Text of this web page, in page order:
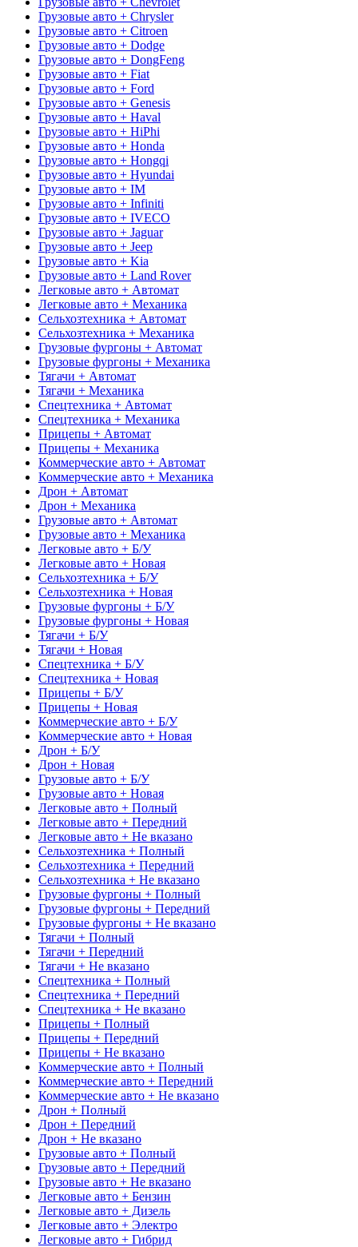
Грузовые авто + Chrysler
Грузовые авто + Citroen
Грузовые авто + Dodge
Грузовые авто + DongFeng
Грузовые авто + Fiat
Грузовые авто + Ford
Грузовые авто + Genesis
Грузовые авто + Haval
Грузовые авто + HiPhi
Грузовые авто + Honda
Грузовые авто + Hongqi
Грузовые авто + Hyundai
Грузовые авто + IM
Грузовые авто + Infiniti
Грузовые авто + IVECO
Грузовые авто + Jaguar
Грузовые авто + Jeep
Грузовые авто + Kia
Грузовые авто + Land Rover
Легковые авто + Автомат
Легковые авто + Механика
Сельхозтехника + Автомат
Сельхозтехника + Механика
Грузовые фургоны + Автомат
Грузовые фургоны + Механика
Тягачи + Автомат
Тягачи + Механика
Спецтехника + Автомат
Спецтехника + Механика
Прицепы + Автомат
Прицепы + Механика
Коммерческие авто + Автомат
Коммерческие авто + Механика
Дрон + Автомат
Дрон + Механика
Грузовые авто + Автомат
Грузовые авто + Механика
Легковые авто + Б/У
Легковые авто + Новая
Сельхозтехника + Б/У
Сельхозтехника + Новая
Грузовые фургоны + Б/У
Грузовые фургоны + Новая
Тягачи + Б/У
Тягачи + Новая
Спецтехника + Б/У
Спецтехника + Новая
Прицепы + Б/У
Прицепы + Новая
Коммерческие авто + Б/У
Коммерческие авто + Новая
Дрон + Б/У
Дрон + Новая
Грузовые авто + Б/У
Грузовые авто + Новая
Легковые авто + Полный
Легковые авто + Передний
Легковые авто + Не вказано
Сельхозтехника + Полный
Сельхозтехника + Передний
Сельхозтехника + Не вказано
Грузовые фургоны + Полный
Грузовые фургоны + Передний
Грузовые фургоны + Не вказано
Тягачи + Полный
Тягачи + Передний
Тягачи + Не вказано
Спецтехника + Полный
Спецтехника + Передний
Спецтехника + Не вказано
Прицепы + Полный
Прицепы + Передний
Прицепы + Не вказано
Коммерческие авто + Полный
Коммерческие авто + Передний
Коммерческие авто + Не вказано
Дрон + Полный
Дрон + Передний
Дрон + Не вказано
Грузовые авто + Полный
Грузовые авто + Передний
Грузовые авто + Не вказано
Легковые авто + Бензин
Легковые авто + Дизель
Легковые авто + Электро
Легковые авто + Гибрид